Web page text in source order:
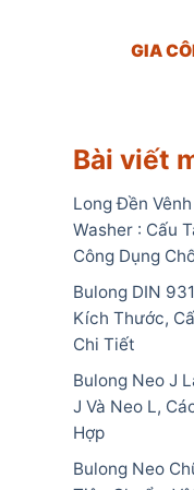
GIA
Bài viết
Long Đền
Washer : Cấu
Công Dụng
Bulong DIN
Kích Thước,
Chi Tiết
Bulong Neo J
J Và Neo L,
Hợp
Bulong Neo